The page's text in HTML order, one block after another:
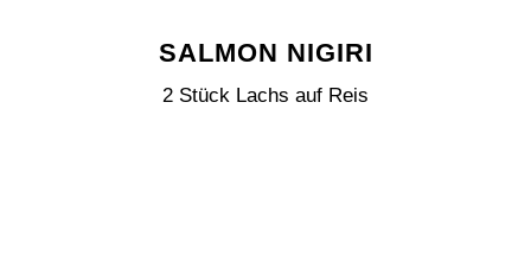
SALMON NIGIRI
2 Stück Lachs auf Reis